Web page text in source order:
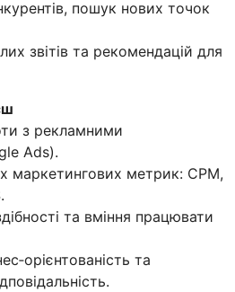
пошук нових точок
звітів та рекомендацій для
з рекламними
Ads).
маркетингових метрик: CPM,
та вміння працювати
та